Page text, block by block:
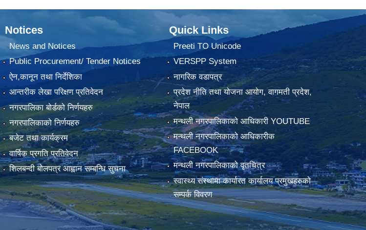
Notices
News and Notices
Public Procurement/ Tender Notices
ऐन,कानून तथा निर्देशिका
आन्तरीक लेखा परिक्षण प्रतिवेदन
नगरपालिका बोर्डको निर्णयहरु
नगरपालिकाको निर्णयहरु
बजेट तथा कार्यक्रम
वार्षिक प्रगति प्रतिवेदन
शिलबन्दी बोलपत्र आह्वान सम्बन्धि सुचना
Quick Links
Preeti TO Unicode
VERSPP System
नागरिक वडापत्र
प्रदेश नीति तथा योजना आयोग, वागमती प्रदेश,
नेपाल
मन्थली नगरपालिकाको आधिकारी YOUTUBE
मन्थली नगरपालिकाको आधिकारीक
FACEBOOK
मन्थली नगरपालिकाको वृतचित्र
स्वास्थ्य संस्थामा कार्यारत कार्यालय प्रमुखहरुको
सम्पर्क विवरण